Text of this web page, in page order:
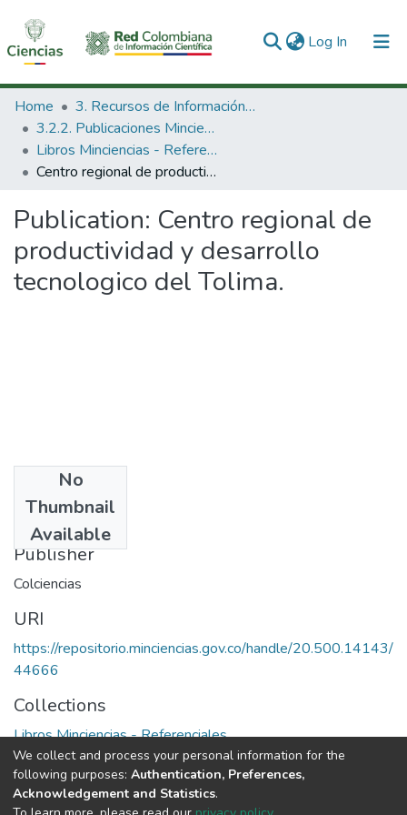
Log In (current)
Communities & Collections
All of DSpace
Statistics
Home
3. Recursos de Información Científica y Tecnológica
3.2.2. Publicaciones Minciencias
Libros Minciencias - Referenciales
Centro regional de productividad y desarrollo tecnologico del Tolima.
Publication: Centro regional de
productividad y desarrollo
tecnologico del Tolima.
No
Thumbnail
Available
1997
Publisher
Colciencias
URI
https://repositorio.minciencias.gov.co/handle/20.500.14143/
44666
Collections
Libros Minciencias - Referenciales
Full item page
We collect and process your personal information for the
following purposes: Authentication, Preferences,
Acknowledgement and Statistics.